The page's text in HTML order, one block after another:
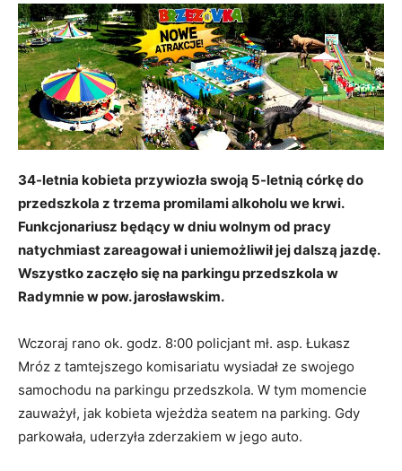
34-letnia kobieta przywiozła swoją 5-letnią córkę do
przedszkola z trzema promilami alkoholu we krwi.
Funkcjonariusz będący w dniu wolnym od pracy
natychmiast zareagował i uniemożliwił jej dalszą jazdę.
Wszystko zaczęło się na parkingu przedszkola w
Radymnie w pow. jarosławskim.
Wczoraj rano ok. godz. 8:00 policjant mł. asp. Łukasz
Mróz z tamtejszego komisariatu wysiadał ze swojego
samochodu na parkingu przedszkola. W tym momencie
zauważył, jak kobieta wjeżdża seatem na parking. Gdy
parkowała, uderzyła zderzakiem w jego auto.